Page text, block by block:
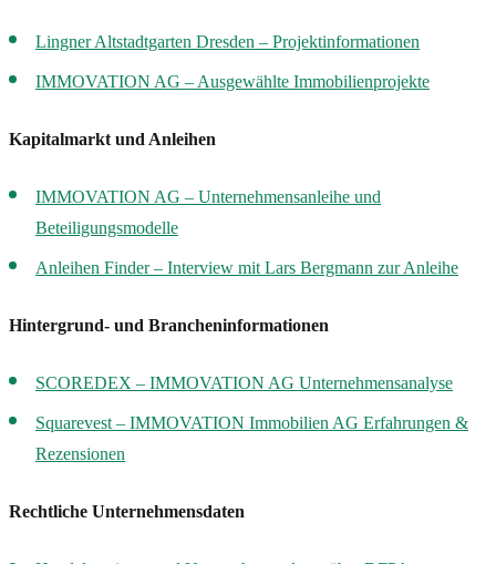
Lingner Altstadtgarten Dresden – Projektinformationen
IMMOVATION AG – Ausgewählte Immobilienprojekte
Kapitalmarkt und Anleihen
IMMOVATION AG – Unternehmensanleihe und
Beteiligungsmodelle
Anleihen Finder – Interview mit Lars Bergmann zur Anleihe
Hintergrund- und Brancheninformationen
SCOREDEX – IMMOVATION AG Unternehmensanalyse
Squarevest – IMMOVATION Immobilien AG Erfahrungen &
Rezensionen
Rechtliche Unternehmensdaten